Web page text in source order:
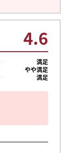
4.6
満足
やや満足
満足